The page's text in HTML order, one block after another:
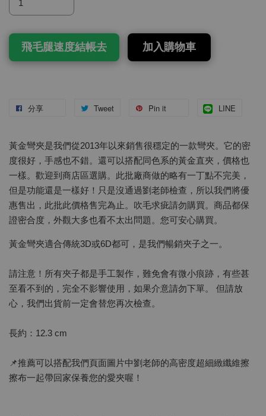
飛毛腿速度結帳去 加入購物車
分享 Tweet Pin it LINE
黃金彎夾是我們從2013年以來銷售很穩定的一款彎夾。它的密
度很好，手感也不錯。還可以搭配同色系的黃金直夾，價格也
一樣。歡迎到商店區選購。此批廠商做的略有一丁點不完美，
但是功能還是一樣好！只是沒通過劉老師檢查，所以我們將優
惠售出，此批此價格售完為止。吹毛求疵請勿購買。商品都保
證密合度，外觀大多也看不太出問題。您可安心購買。
黃金彎夾適合傳統3D或6D都可，是我們暢銷夾子之一。
請注意！所有夾子都是手工製作，難免會有微小痕跡，有些甚
至看不到的，完全不影響使用，如果介意請勿下單。 但請放
心，我們出貨前一定會替您再次檢查。
長約：12.3 cm
📌推薦可以搭配我們頁面圖片中劉老師的高密度超細緻纖維擦
擦布一起帶回家保養您的愛夾喔！